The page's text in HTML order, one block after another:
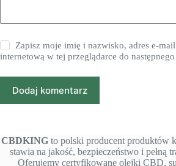
Zapisz moje imię i nazwisko, adres e-
internetową w tej przeglądarce do
Dodaj komentarz
CBDKINGto polski producent produktów
stawia na jakość, bezpieczeństwo i pełną
Oferujemy certyfikowane olejki CBD,